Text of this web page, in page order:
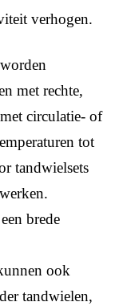
verhogen.
met rechte,
circulatie- of
tot
tandwielsets
brede
ook
tandwielen,